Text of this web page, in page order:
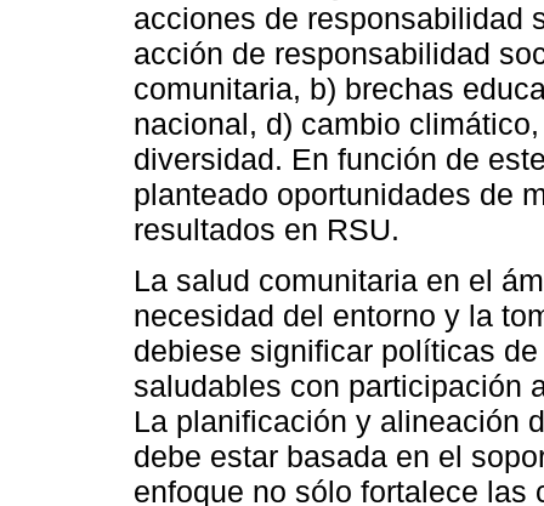
acciones de responsabilidad
acción de responsabilidad
comunitaria, b) brechas
nacional, d) cambio
diversidad. En función de
planteado oportunidades de
resultados en RSU.
La salud comunitaria en el
necesidad del entorno y la
debiese significar políticas
saludables con participación
La planificación y alineación
debe estar basada en el
enfoque no sólo fortalece